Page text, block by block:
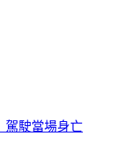
父母帶補助金跑